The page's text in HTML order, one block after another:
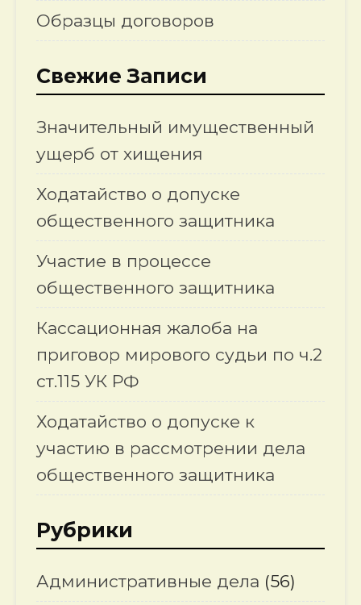
Образцы договоров
Свежие Записи
Значительный имущественный
ущерб от хищения
Ходатайство о допуске
общественного защитника
Участие в процессе
общественного защитника
Кассационная жалоба на
приговор мирового судьи по ч.2
ст.115 УК РФ
Ходатайство о допуске к
участию в рассмотрении дела
общественного защитника
Рубрики
Административные дела (56)